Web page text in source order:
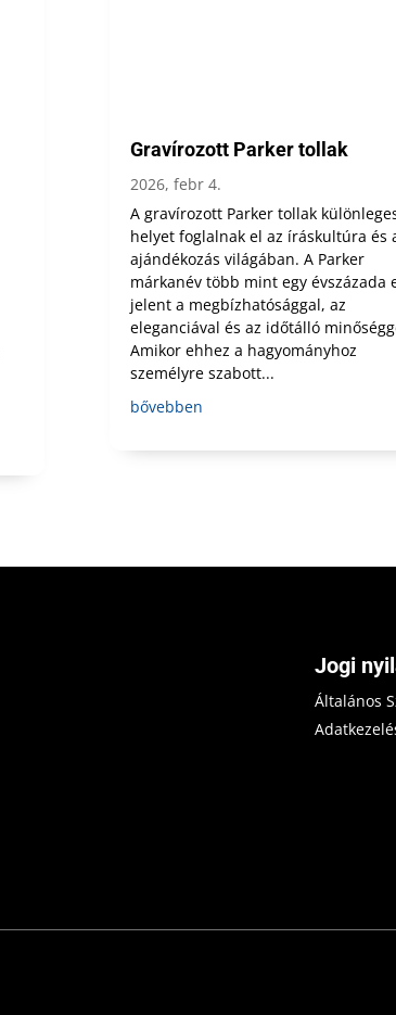
Gravírozott Parker tollak
2026, febr 4.
A gravírozott Parker tollak
helyet foglalnak el az íráskultúra és
ajándékozás világában. A Parker
márkanév több mint egy évszázada
jelent a megbízhatósággal, az
eleganciával és az időtálló
Amikor ehhez a hagyományhoz
személyre szabott...
bővebben
Jogi
Általános